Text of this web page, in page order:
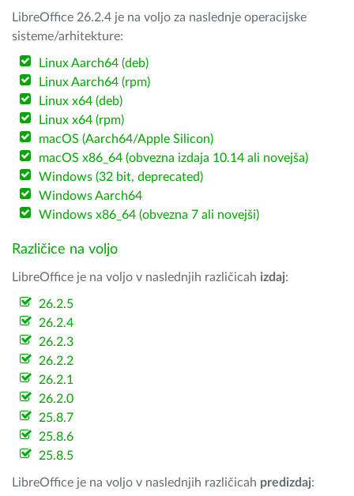
LibreOffice 26.2.4 je na voljo za naslednje operacijske
sisteme/arhitekture:
Linux Aarch64 (deb)
Linux Aarch64 (rpm)
Linux x64 (deb)
Linux x64 (rpm)
macOS (Aarch64/Apple Silicon)
macOS x86_64 (obvezna izdaja 10.14 ali novejša)
Windows (32 bit, deprecated)
Windows Aarch64
Windows x86_64 (obvezna 7 ali novejši)
Različice na voljo
LibreOffice je na voljo v naslednjih različicah izdaj:
26.2.5
26.2.4
26.2.3
26.2.2
26.2.1
26.2.0
25.8.7
25.8.6
25.8.5
LibreOffice je na voljo v naslednjih različicah predizdaj: